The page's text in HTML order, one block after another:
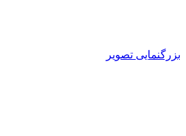
بزرگنمایی تصویر